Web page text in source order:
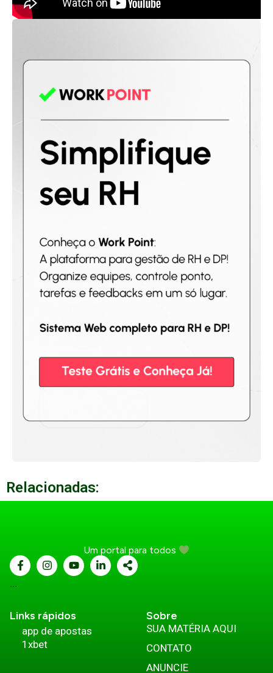
Relacionadas:
Um portal para todos
...
Links rápidos
app de apostas
1xbet
Sobre
SUA MATÉRIA AQUI
CONTATO
ANUNCIE